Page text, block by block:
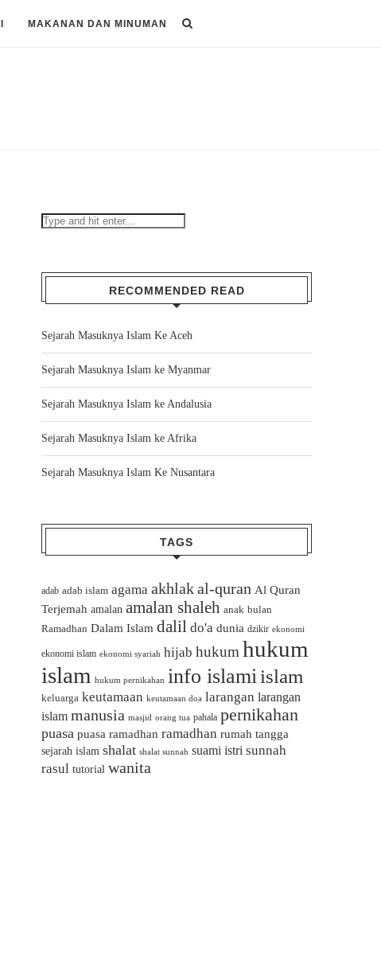
MAKANAN DAN MINUMAN
RECOMMENDED READ
Sejarah Masuknya Islam Ke Aceh
Sejarah Masuknya Islam ke Myanmar
Sejarah Masuknya Islam ke Andalusia
Sejarah Masuknya Islam ke Afrika
Sejarah Masuknya Islam Ke Nusantara
TAGS
adab adab islam agama akhlakal-quran Al Quran
Terjemah amalan amalan shaleh anak bulan
Ramadhan Dalam Islam dalil do'a dunia dzikir ekonomi
ekonomi islam ekonomi syariah hijab hukum hukum
islam hukum pernikahan info islamiislam
keluarga keutamaan keutamaan doa larangan larangan
islam manusia masjid orang tua pahala pernikahan
puasa puasa ramadhan ramadhan rumah tangga
sejarah islam shalat shalat sunnah suami istri sunnah
rasul tutorial wanita